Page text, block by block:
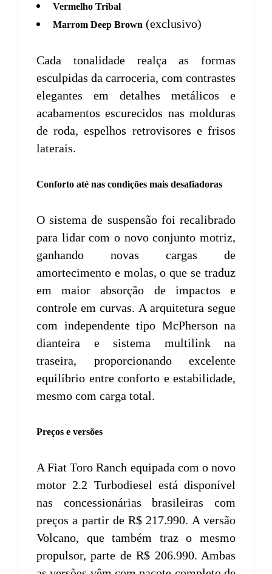
Vermelho Tribal
Marrom Deep Brown (exclusivo)
Cada tonalidade realça as formas
esculpidas da carroceria, com contrastes
elegantes em detalhes metálicos e
acabamentos escurecidos nas molduras
de roda, espelhos retrovisores e frisos
laterais.
Conforto até nas condições mais desafiadoras
O sistema de suspensão foi recalibrado
para lidar com o novo conjunto motriz,
ganhando novas cargas de
amortecimento e molas, o que se traduz
em maior absorção de impactos e
controle em curvas. A arquitetura segue
com independente tipo McPherson na
dianteira e sistema multilink na
traseira, proporcionando excelente
equilíbrio entre conforto e estabilidade,
mesmo com carga total.
Preços e versões
A Fiat Toro Ranch equipada com o novo
motor 2.2 Turbodiesel está disponível
nas concessionárias brasileiras com
preços a partir de R$ 217.990. A versão
Volcano, que também traz o mesmo
propulsor, parte de R$ 206.990. Ambas